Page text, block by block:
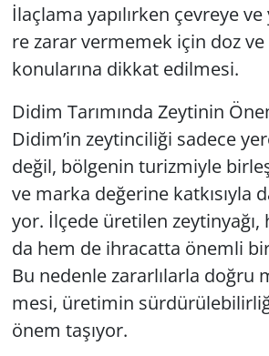
İlaç­la­ma ya­pı­lır­ken çev­re­ye
re zarar ver­me­mek için doz
ko­nu­la­rı­na dik­kat edil­me­si.
Didim Ta­rı­mın­da Zey­ti­nin
Didim’in zey­tin­ci­li­ği sa­de­ce
değil, böl­ge­nin tu­riz­miy­le
ve marka de­ğe­ri­ne kat­kı­sıy­la
yor. İlçede üre­ti­len
da hem de ih­ra­cat­ta önem­li
Bu ne­den­le za­rar­lı­lar­la doğru
me­si, üre­ti­min
önem ta­şı­yor.